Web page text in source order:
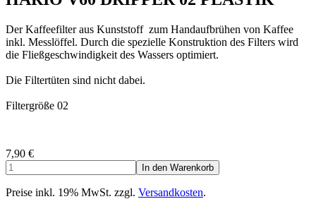
Der Kaffeefilter aus Kunststoff zum Handaufbrühen von Kaffee
inkl. Messlöffel. Durch die spezielle Konstruktion des Filters wird
die Fließgeschwindigkeit des Wassers optimiert.
Die Filtertüten sind nicht dabei.
Filtergröße 02
7,90 €
Preise inkl. 19% MwSt. zzgl. Versandkosten.